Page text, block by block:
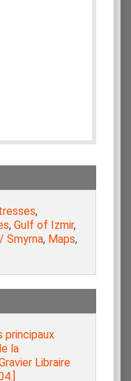
,
, Gulf of Izmir,
Smyrna, Maps,
principaux
la
Libraire